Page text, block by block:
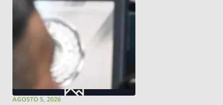
AGOSTO 5, 2026